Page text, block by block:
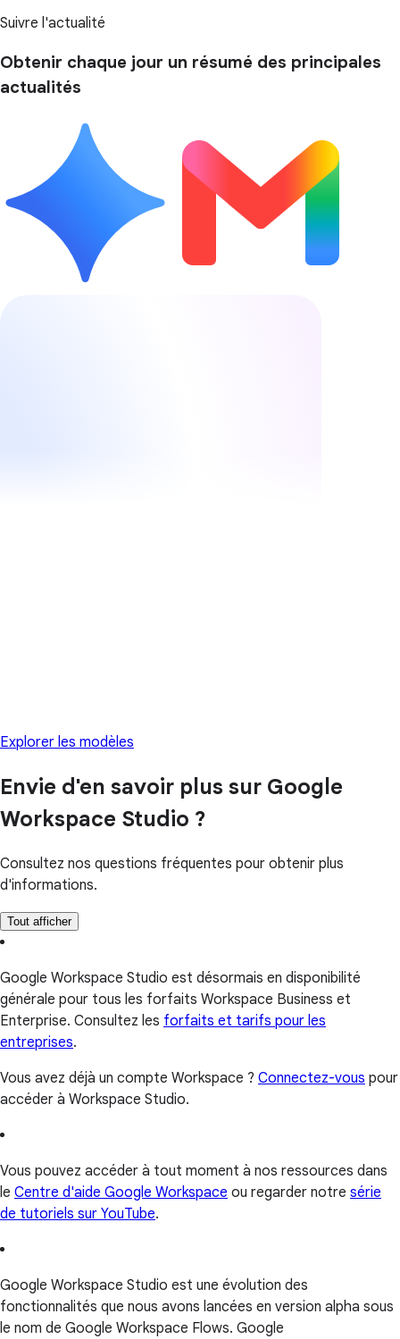
Suivre l'actualité
Obtenir chaque jour un résumé des principales
actualités
Explorer les modèles
Envie d'en savoir plus sur Google
Workspace Studio ?
Consultez nos questions fréquentes pour obtenir plus
d'informations.
Tout afficher
Google Workspace Studio est désormais en disponibilité
générale pour tous les forfaits Workspace Business et
Enterprise. Consultez les forfaits et tarifs pour les
entreprises.
Vous avez déjà un compte Workspace ? Connectez-vous pour
accéder à Workspace Studio.
Vous pouvez accéder à tout moment à nos ressources dans
le Centre d'aide Google Workspace ou regarder notre série
de tutoriels sur YouTube.
Google Workspace Studio est une évolution des
fonctionnalités que nous avons lancées en version alpha sous
le nom de Google Workspace Flows. Google